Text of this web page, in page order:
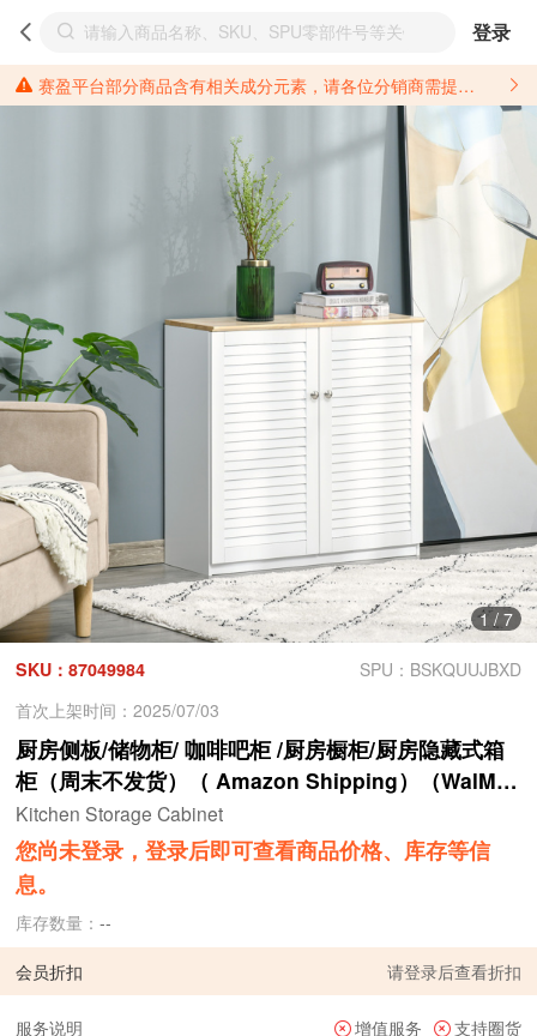
登录
赛盈平台部分商品含有相关成分元素，请各位分销商需提前了解产品材质情况，并针对其做好相关的风险把控，以免造成不必要的损失。 *美国加州65法案进一步规定了对于仅包含致癌物质，仅包含致生殖毒性物质，同时包含致癌物质和致生殖毒性物质，亦或是包含某一物质即为致癌物质又为致生殖毒性物质的产品的警示标语要求。 *新法案提供的警示标语修订并不是强制实施的，其只是避免昂贵诉讼的一种有效的方法。只要企业在保证其使用的另外的警示标语是“清晰和合理”并符合加州65法案要求的，那也是可以被接受的。*请充分了解第三方销售平台对商品上架规要求，并根据对应平台规则调整相关商品信息后进行上架，以免造成您不必要损失。 汽配产品上架注意事项： 不同第三方平台对于适配车型等信息的填写要求各有不同。例如：亚马逊明确禁止在产品标题、卖点和描述中直接使用适配车型的年份、品牌和型号信息；请您仔细研究并熟悉所销售平台关于汽配产品上架销售的具体规则，如果因上架的汽配产品信息填写不符合所销售平台要求，产生违规/侵权等问题所造成的损失需您自行承担。
1/ 7
SKU：87049984
SPU：BSKQUUJBXD
首次上架时间：2025/07/03
厨房侧板/储物柜/ 咖啡吧柜 /厨房橱柜/厨房隐藏式箱
柜（周末不发货）（ Amazon Shipping）（WalMar
t禁售）
Kitchen Storage Cabinet
您尚未登录，登录后即可查看商品价格、库存等信
息。
库存数量：--
会员折扣 请登录后查看折扣
服务说明 增值服务
支持圈货